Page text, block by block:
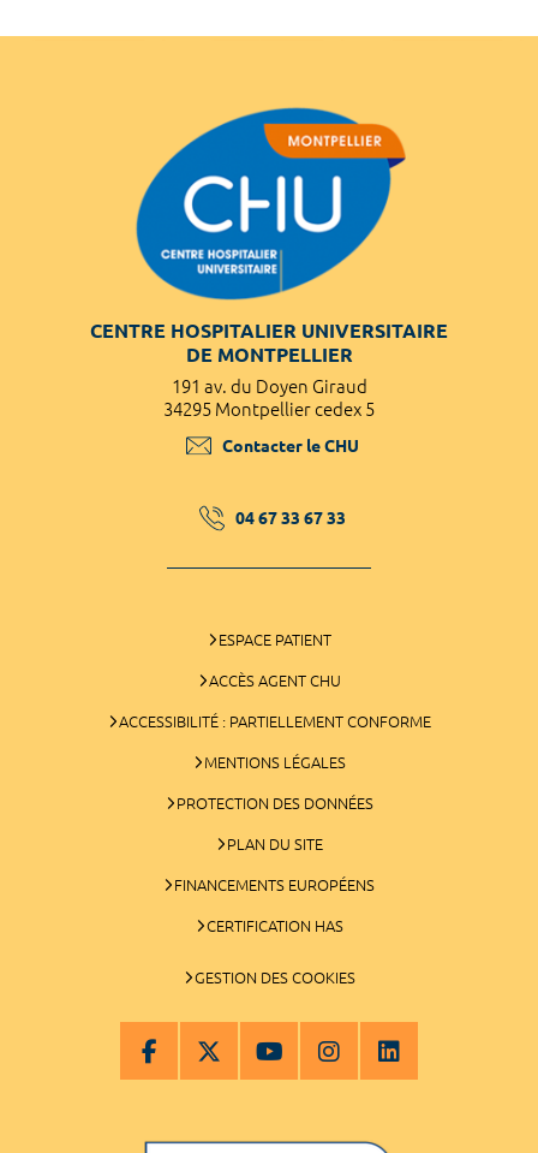
CENTRE HOSPITALIER UNIVERSITAIRE
DE MONTPELLIER
191 av. du Doyen Giraud
34295 Montpellier cedex 5
Contacter le CHU
04 67 33 67 33
ESPACE PATIENT
ACCÈS AGENT CHU
ACCESSIBILITÉ : PARTIELLEMENT CONFORME
MENTIONS LÉGALES
PROTECTION DES DONNÉES
PLAN DU SITE
FINANCEMENTS EUROPÉENS
CERTIFICATION HAS
GESTION DES COOKIES